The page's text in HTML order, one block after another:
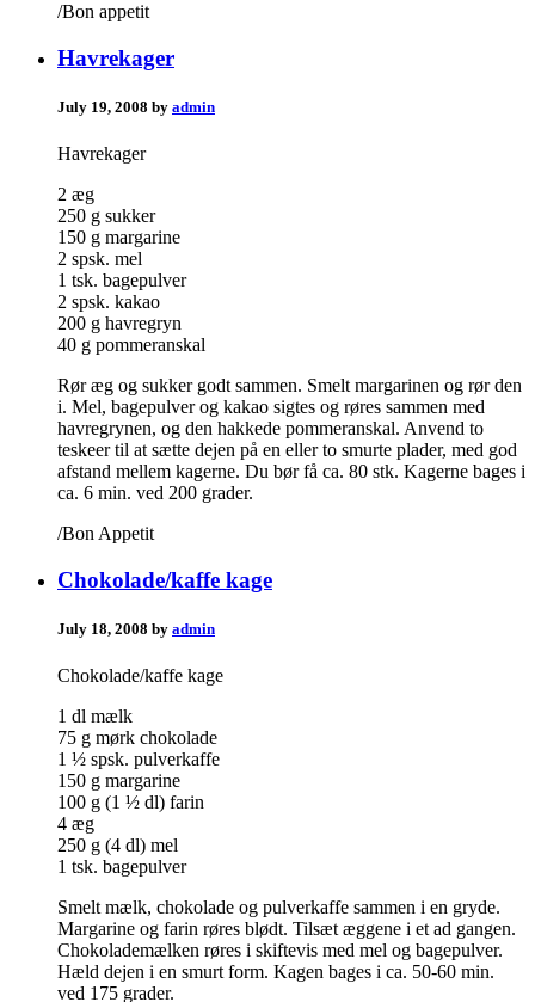
/Bon appetit
Havrekager
July 19, 2008 by admin
Havrekager
2 æg
250 g sukker
150 g margarine
2 spsk. mel
1 tsk. bagepulver
2 spsk. kakao
200 g havregryn
40 g pommeranskal
Rør æg og sukker godt sammen. Smelt margarinen og rør den
i. Mel, bagepulver og kakao sigtes og røres sammen med
havregrynen, og den hakkede pommeranskal. Anvend to
teskeer til at sætte dejen på en eller to smurte plader, med god
afstand mellem kagerne. Du bør få ca. 80 stk. Kagerne bages i
ca. 6 min. ved 200 grader.
/Bon Appetit
Chokolade/kaffe kage
July 18, 2008 by admin
Chokolade/kaffe kage
1 dl mælk
75 g mørk chokolade
1 ½ spsk. pulverkaffe
150 g margarine
100 g (1 ½ dl) farin
4 æg
250 g (4 dl) mel
1 tsk. bagepulver
Smelt mælk, chokolade og pulverkaffe sammen i en gryde.
Margarine og farin røres blødt. Tilsæt æggene i et ad gangen.
Chokolademælken røres i skiftevis med mel og bagepulver.
Hæld dejen i en smurt form. Kagen bages i ca. 50-60 min.
ved 175 grader.